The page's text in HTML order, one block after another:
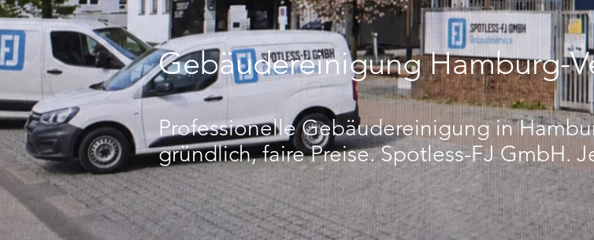
Gebäudereinigung Hamburg-
Professionelle Gebäudereinigung in
gründlich, faire Preise. Spotless-FJ GmbH.